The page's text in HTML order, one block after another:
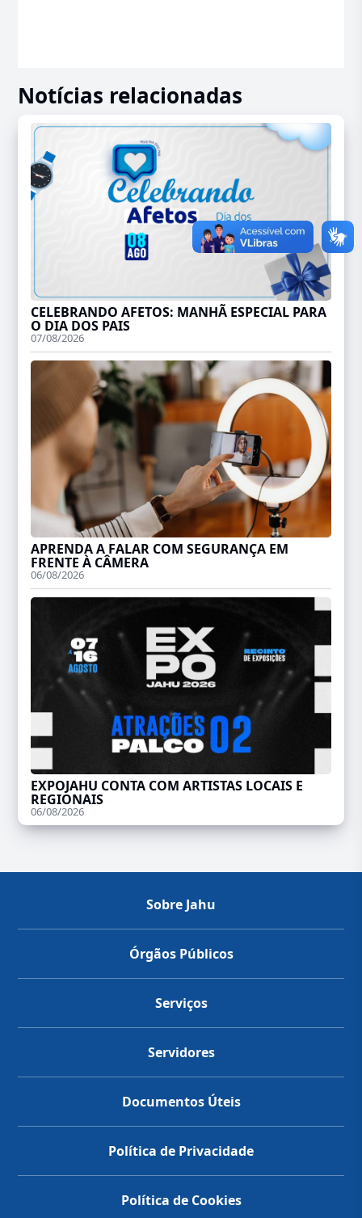
Notícias relacionadas
CELEBRANDO AFETOS: MANHÃ ESPECIAL PARA
O DIA DOS PAIS
07/08/2026
APRENDA A FALAR COM SEGURANÇA EM
FRENTE À CÂMERA
06/08/2026
EXPOJAHU CONTA COM ARTISTAS LOCAIS E
REGIONAIS
06/08/2026
Sobre Jahu
Órgãos Públicos
Serviços
Servidores
Documentos Úteis
Política de Privacidade
Política de Cookies